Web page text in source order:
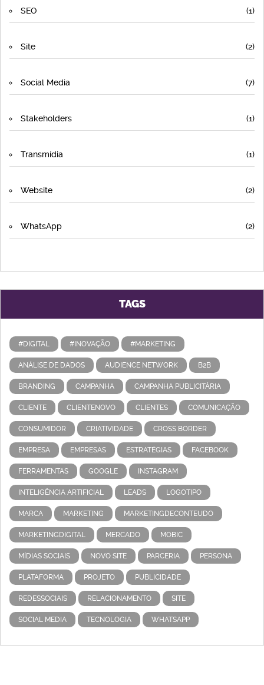
SEO (1)
Site (2)
Social Media (7)
Stakeholders (1)
Transmídia (1)
Website (2)
WhatsApp (2)
TAGS
#DIGITAL #INOVAÇÃO #MARKETING
ANÁLISE DE DADOS AUDIENCE NETWORK B2B
BRANDING CAMPANHA CAMPANHA PUBLICITÁRIA
CLIENTE CLIENTENOVO CLIENTES COMUNICAÇÃO
CONSUMIDOR CRIATIVIDADE CROSS BORDER
EMPRESA EMPRESAS ESTRATÉGIAS FACEBOOK
FERRAMENTAS GOOGLE INSTAGRAM
INTELIGÊNCIA ARTIFICIAL LEADS LOGOTIPO
MARCA MARKETING MARKETINGDECONTEUDO
MARKETINGDIGITAL MERCADO MOBIC
MÍDIAS SOCIAIS NOVO SITE PARCERIA PERSONA
PLATAFORMA PROJETO PUBLICIDADE
REDESSOCIAIS RELACIONAMENTO SITE
SOCIAL MEDIA TECNOLOGIA WHATSAPP